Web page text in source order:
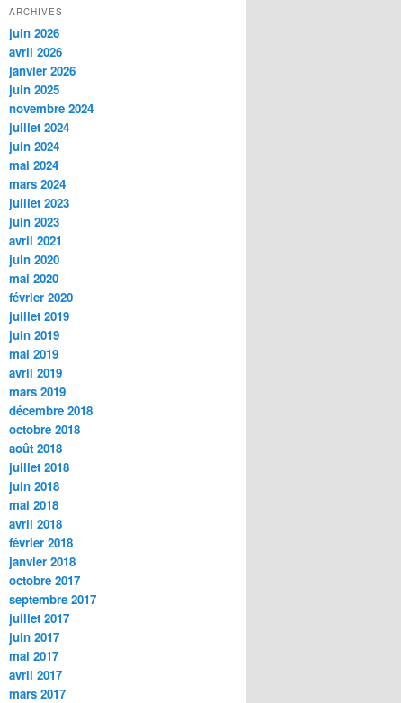
ARCHIVES
juin 2026
avril 2026
janvier 2026
juin 2025
novembre 2024
juillet 2024
juin 2024
mai 2024
mars 2024
juillet 2023
juin 2023
avril 2021
juin 2020
mai 2020
février 2020
juillet 2019
juin 2019
mai 2019
avril 2019
mars 2019
décembre 2018
octobre 2018
août 2018
juillet 2018
juin 2018
mai 2018
avril 2018
février 2018
janvier 2018
octobre 2017
septembre 2017
juillet 2017
juin 2017
mai 2017
avril 2017
mars 2017